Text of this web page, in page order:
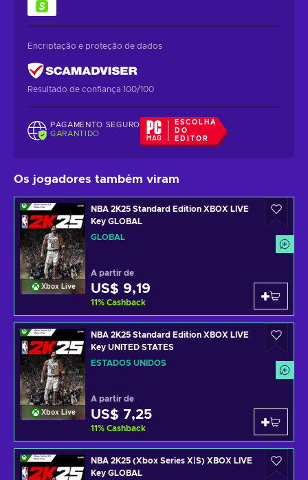
Encriptação e proteção de dados
Resultado de confiança 100/100
PAGAMENTO SEGURO
GARANTIDO
ESCOLHA
DO
EDITOR
Os jogadores também viram
Xbox Live
NBA 2K25 Standard Edition XBOX LIVE
Key GLOBAL
GLOBAL
A partir de
US$ 9,19
11% Cashback
Xbox Live
NBA 2K25 Standard Edition XBOX LIVE
Key UNITED STATES
ESTADOS UNIDOS
A partir de
US$ 7,25
11% Cashback
NBA 2K25 (Xbox Series X|S) XBOX LIVE
Key GLOBAL